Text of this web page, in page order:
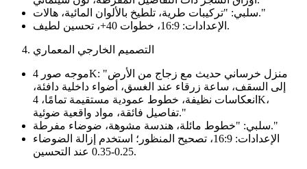
سلبي: "تركيبات طرية، تلطيخ بالألوان المائية، هالات."
الإعدادات: 16:9، خطوات 40+، تحسين لطيف.
التصميم الخارجي المعماري
موجه صور 4K: "منزل خرساني حديث مع زجاج من الأرض
إلى السقف، ساعة زرقاء عند الغسق، أضواء داخلية دافئة،
انعكاسات نظيفة، خطوط عمودية مستقيمة تمامًا، 4K،
تفاصيل فائقة، مواد واقعية ضوئية."
سلبي: "خطوط مائلة، هندسة مشوهة، ضوضاء مفرطة."
الإعدادات: 16:9، تصحيح المنظور؛ استخدم إزالة الضوضاء
0.25-0.35 عند التحسين.